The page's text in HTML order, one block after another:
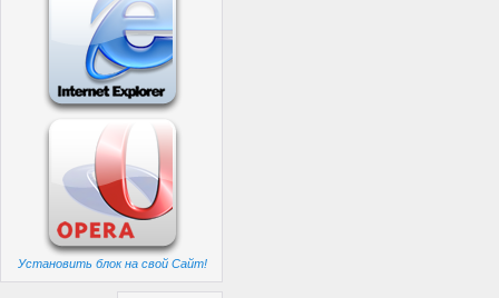
Установить блок на свой Сайт!